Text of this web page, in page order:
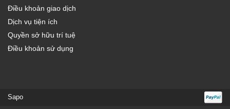
Điều khoản giao dịch
Dịch vụ tiện ích
Quyền sở hữu trí tuệ
Điều khoản sử dụng
Sapo